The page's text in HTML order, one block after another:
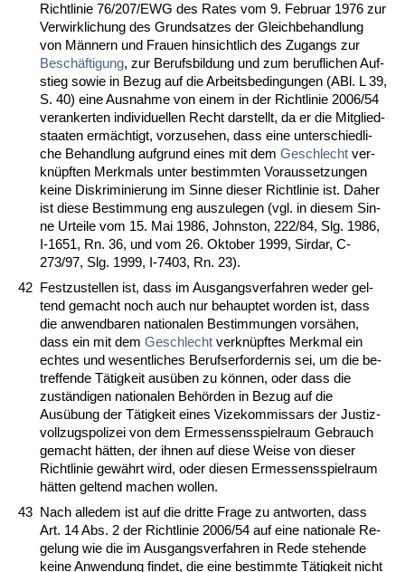
Richt­li­nie 76/207/EWG des Ra­tes vom 9. Fe­bru­ar 1976 zur
Ver­wirk­li­chung des Grund­sat­zes der Gleich­be­hand­lung
von Männern und Frau­en hin­sicht­lich des Zu­gangs zur
Beschäfti­gung, zur Be­rufs­bil­dung und zum be­ruf­li­chen Auf­
stieg so­wie in Be­zug auf die Ar­beits­be­din­gun­gen (ABl. L 39,
S. 40) ei­ne Aus­nah­me von ei­nem in der Richt­li­nie 2006/54
ver­an­ker­ten in­di­vi­du­el­len Recht dar­stellt, da er die Mit­glied­
staa­ten ermäch­tigt, vor­zu­se­hen, dass ei­ne un­ter­schied­li­
che Be­hand­lung auf­grund ei­nes mit dem Ge­schlecht ver­
knüpften Merk­mals un­ter be­stimm­ten Vor­aus­set­zun­gen
kei­ne Dis­kri­mi­nie­rung im Sin­ne die­ser Richt­li­nie ist. Da­her
ist die­se Be­stim­mung eng aus­zu­le­gen (vgl. in die­sem Sin­
ne Ur­tei­le vom 15. Mai 1986, Johns­ton, 222/84, Slg. 1986,
I-1651, Rn. 36, und vom 26. Ok­to­ber 1999, Sir­dar, C-
273/97, Slg. 1999, I-7403, Rn. 23).
42 Fest­zu­stel­len ist, dass im Aus­gangs­ver­fah­ren we­der gel­
tend ge­macht noch auch nur be­haup­tet wor­den ist, dass
die an­wend­ba­ren na­tio­na­len Be­stim­mun­gen vorsähen,
dass ein mit dem Ge­schlecht ver­knüpftes Merk­mal ein
ech­tes und we­sent­li­ches Be­rufs­er­for­der­nis sei, um die be­
tref­fen­de Tätig­keit ausüben zu können, oder dass die
zuständi­gen na­tio­na­len Behörden in Be­zug auf die
Ausübung der Tätig­keit ei­nes Vi­ze­kom­mis­sars der Jus­tiz­
voll­zugs­po­li­zei von dem Er­mes­sens­spiel­raum Ge­brauch
ge­macht hätten, der ih­nen auf die­se Wei­se von die­ser
Richt­li­nie gewährt wird, oder die­sen Er­mes­sens­spiel­raum
hätten gel­tend ma­chen wol­len.
43 Nach al­le­dem ist auf die drit­te Fra­ge zu ant­wor­ten, dass
Art. 14 Abs. 2 der Richt­li­nie 2006/54 auf ei­ne na­tio­na­le Re­
ge­lung wie die im Aus­gangs­ver­fah­ren in Re­de ste­hen­de
kei­ne An­wen­dung fin­det, die ei­ne be­stimm­te Tätig­keit nicht